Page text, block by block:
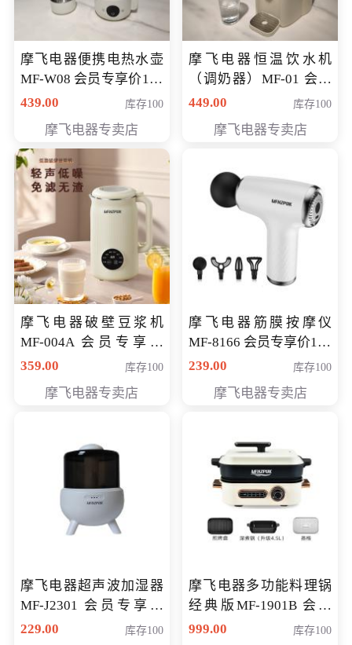
摩飞电器便携电热水壶
MF-W08 会员专享价198
元
439.00 库存100
摩飞电器专卖店
摩飞电器恒温饮水机
（调奶器）MF-01 会员
专享价366元
449.00 库存100
摩飞电器专卖店
摩飞电器破壁豆浆机
MF-004A 会员专享价
168元
359.00 库存100
摩飞电器专卖店
摩飞电器筋膜按摩仪
MF-8166 会员专享价168
元
239.00 库存100
摩飞电器专卖店
摩飞电器超声波加湿器
MF-J2301 会员专享价
168元
229.00 库存100
摩飞电器多功能料理锅
经典版MF-1901B 会员
专享价399元
999.00 库存100